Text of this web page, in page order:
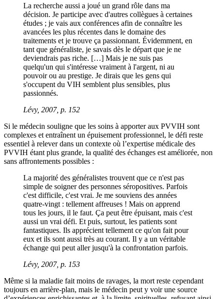
La recherche aussi a joué un grand rôle dans ma
décision. Je participe avec d'autres collègues à certaines
études ; je vais aux conférences afin de connaître les
avancées les plus récentes dans le domaine des
traitements et je trouve ça passionnant. Évidemment, en
tant que généraliste, je savais dès le départ que je ne
deviendrais pas riche. […] Mais je ne suis pas
quelqu'un qui s'intéresse vraiment à l'argent, ni au
pouvoir ou au prestige. Je dirais que les gens qui
s'occupent du VIH semblent plus sensibles, plus
passionnés.
Lévy, 2007, p. 152
Si le médecin souligne que les soins à apporter aux PVVIH sont
complexes et entraînent un épuisement professionnel, le défi reste
essentiel à relever dans un contexte où l’expertise médicale des
PVVIH étant plus grande, la qualité des échanges est améliorée, non
sans affrontements possibles :
La majorité des généralistes trouvent que ce n'est pas
simple de soigner des personnes séropositives. Parfois
c'est difficile, c'est vrai. Je me souviens des années
quatre-vingt : tellement affreuses ! Mais on apprend
tous les jours, il le faut. Ça peut être épuisant, mais c'est
aussi un vrai défi. Et puis, surtout, les patients sont
fantastiques. Ils apprécient tellement ce qu'on fait pour
eux et ils sont aussi très au courant. Il y a un véritable
échange qui peut aller jusqu'à la confrontation parfois.
Lévy, 2007, p. 153
Même si la maladie fait moins de ravages, la mort reste cependant
toujours en arrière-plan, mais le médecin peut y voir une source